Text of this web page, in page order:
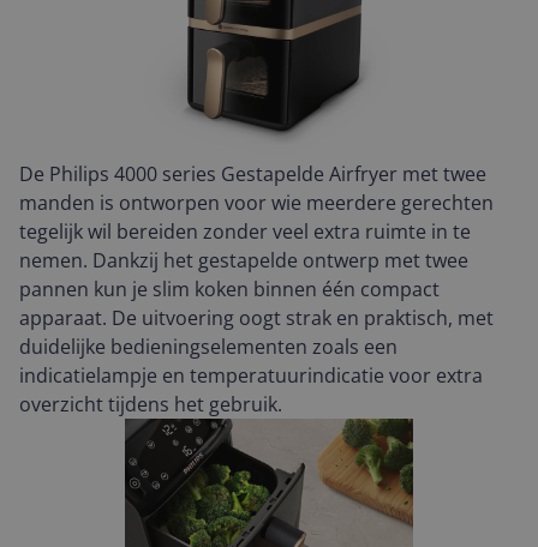
De Philips 4000 series Gestapelde Airfryer met twee
manden is ontworpen voor wie meerdere gerechten
tegelijk wil bereiden zonder veel extra ruimte in te
nemen. Dankzij het gestapelde ontwerp met twee
pannen kun je slim koken binnen één compact
apparaat. De uitvoering oogt strak en praktisch, met
duidelijke bedieningselementen zoals een
indicatielampje en temperatuurindicatie voor extra
overzicht tijdens het gebruik.